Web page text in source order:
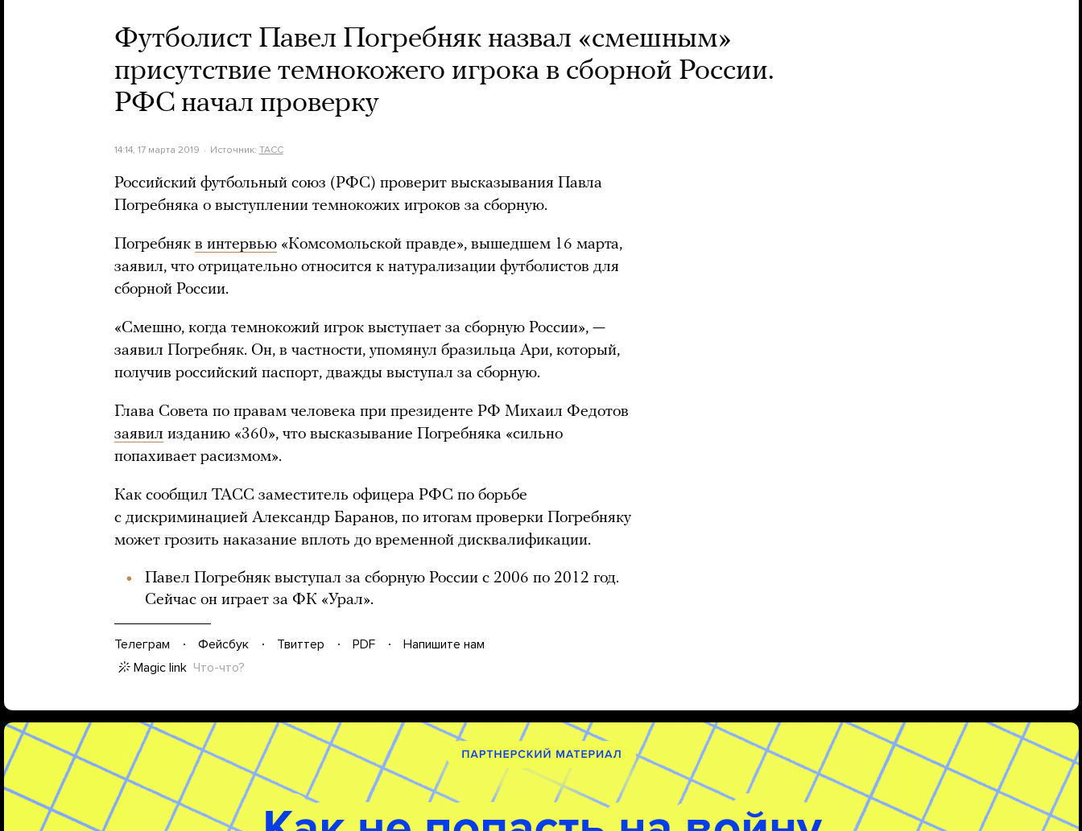
Футболист Павел Погребняк назвал «смешным»
присутствие темнокожего игрока в сборной России.
РФС начал проверку
14:14, 17 марта 2019 Источник: ТАСС
Российский футбольный союз (РФС) проверит высказывания Павла
Погребняка о выступлении темнокожих игроков за сборную.
Погребняк в интервью «Комсомольской правде», вышедшем 16 марта,
заявил, что отрицательно относится к натурализации футболистов для
сборной России.
«Смешно, когда темнокожий игрок выступает за сборную России», —
заявил Погребняк. Он, в частности, упомянул бразильца Ари, который,
получив российский паспорт, дважды выступал за сборную.
Глава Совета по правам человека при президенте РФ Михаил Федотов
заявил изданию «360», что высказывание Погребняка «сильно
попахивает расизмом».
Как сообщил ТАСС заместитель офицера РФС по борьбе
с дискриминацией Александр Баранов, по итогам проверки Погребняку
может грозить наказание вплоть до временной дисквалификации.
Павел Погребняк выступал за сборную России с 2006 по 2012 год.
Сейчас он играет за ФК «Урал».
Телеграм Фейсбук Твиттер PDF
Напишите нам
Magic link Что-что?